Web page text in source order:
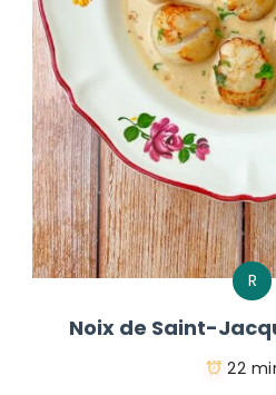
R
Noix de Saint-
22